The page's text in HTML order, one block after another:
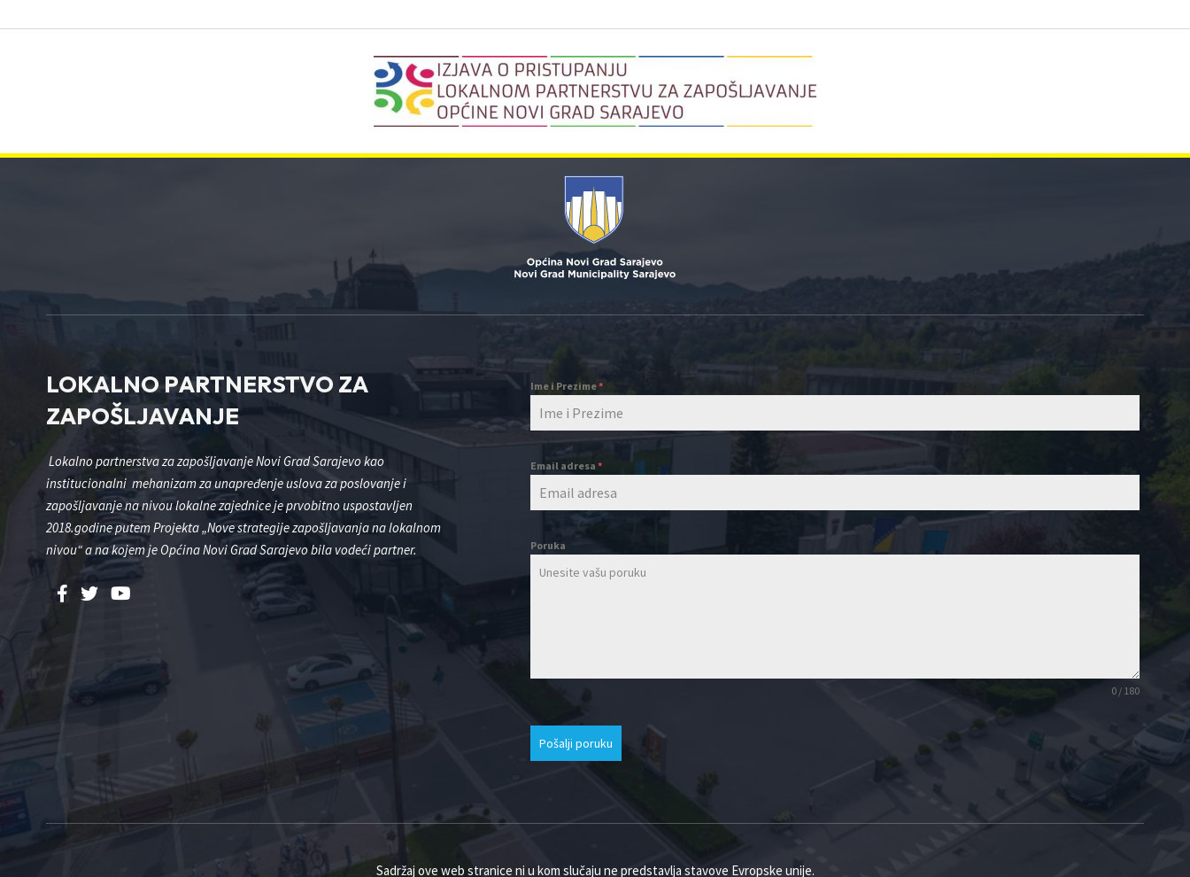
LOKALNO PARTNERSTVO ZA
ZAPOŠLJAVANJE
Lokalno partnerstva za zapošljavanje Novi Grad Sarajevo kao
institucionalni mehanizam za unapređenje uslova za poslovanje i
zapošljavanje na nivou lokalne zajednice je prvobitno uspostavljen
2018.godine putem Projekta „Nove strategije zapošljavanja na lokalnom
nivou“ a na kojem je Općina Novi Grad Sarajevo bila vodeći partner.
Ime i Prezime*
Email adresa*
Poruka
0 / 180
Pošalji poruku
Sadržaj ove web stranice ni u kom slučaju ne predstavlja stavove Evropske unije.